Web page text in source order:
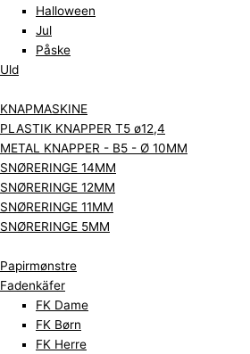
Halloween
Jul
Påske
Uld
KNAPMASKINE
PLASTIK KNAPPER T5 ø12,4
METAL KNAPPER - B5 - Ø 10MM
SNØRERINGE 14MM
SNØRERINGE 12MM
SNØRERINGE 11MM
SNØRERINGE 5MM
Papirmønstre
Fadenkäfer
FK Dame
FK Børn
FK Herre